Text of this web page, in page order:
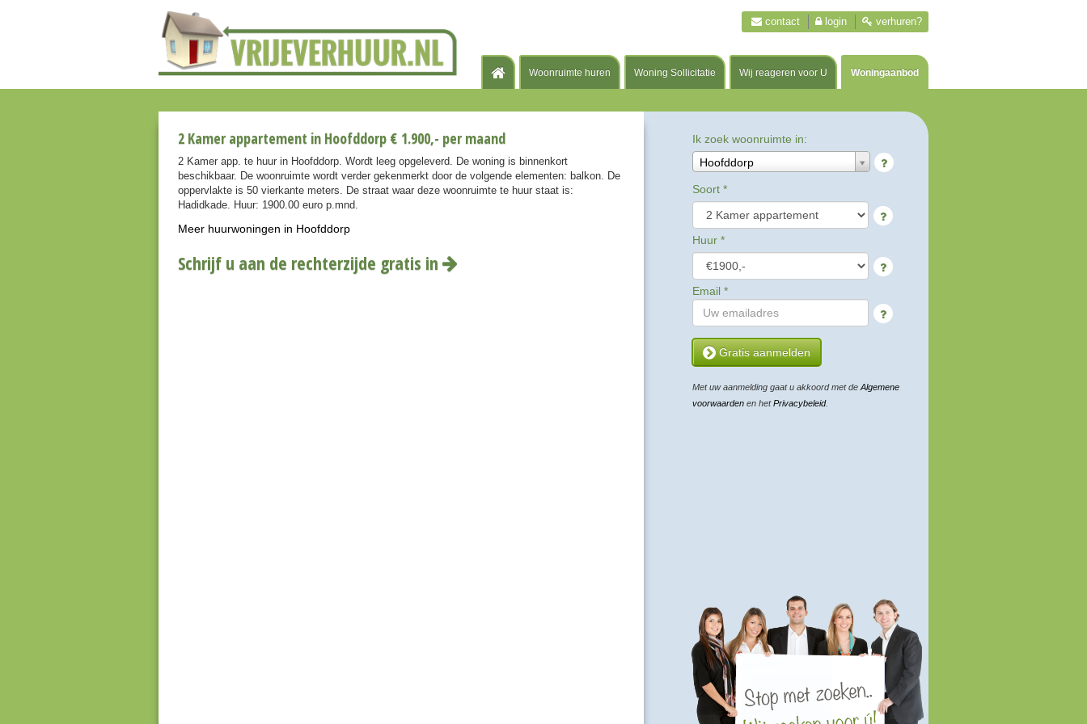
Woonruimte huren Woning Sollicitatie Wij reageren voor U Woningaanbod
contact login verhuren?
2 Kamer appartement in Hoofddorp € 1.900,- per maand
2 Kamer app. te huur in Hoofddorp. Wordt leeg opgeleverd. De woning is binnenkort
beschikbaar. De woonruimte wordt verder gekenmerkt door de volgende elementen: balkon. De
oppervlakte is 50 vierkante meters. De straat waar deze woonruimte te huur staat is:
Hadidkade. Huur: 1900.00 euro p.mnd.
Meer huurwoningen in Hoofddorp
Schrijf u aan de rechterzijde gratis in
Ik zoek woonruimte in:
Hoofddorp
Soort *
Huur *
Email *
Gratis aanmelden
Met uw aanmelding gaat u akkoord met de Algemene
voorwaarden en hetPrivacybeleid.